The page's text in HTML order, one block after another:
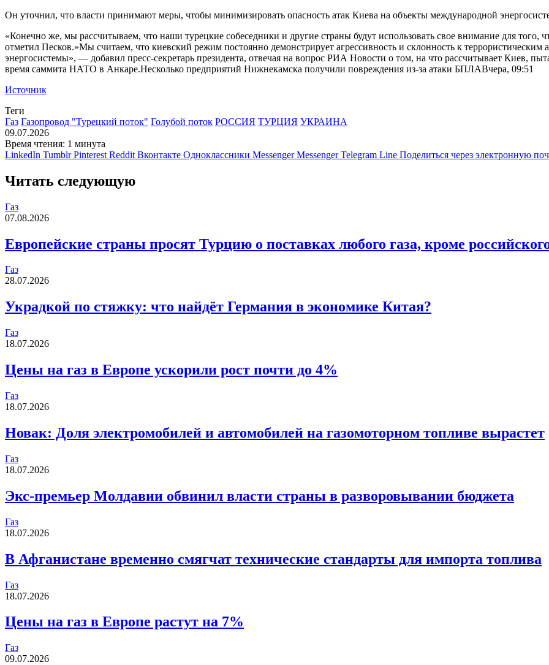
Он уточнил, что власти принимают меры, чтобы минимизировать опасность атак Киева на объекты международной
«Конечно же, мы рассчитываем, что наши турецкие собеседники и другие страны будут использовать свое внимание для
отметил Песков.»Мы считаем, что киевский режим постоянно демонстрирует агрессивность и склонность к
энергосистемы», — добавил пресс-секретарь президента, отвечая на вопрос РИА Новости о том, на что рассчитывает Киев,
время саммита НАТО в Анкаре.Несколько предприятий Нижнекамска получили повреждения из-за атаки БПЛАВчера, 09:51
Источник
Теги
Газ Газопровод "Турецкий поток" Голубой поток РОССИЯ ТУРЦИЯ УКРАИНА
09.07.2026
Время чтения: 1 минута
LinkedIn Tumblr Pinterest Reddit Вконтакте Одноклассники Messenger Messenger Telegram Line Поделиться через электронную
Читать следующую
Газ
07.08.2026
Европейские страны просят Турцию о поставках любого газа, кроме
Газ
28.07.2026
Украдкой по стяжку: что найдёт Германия в экономике Китая?
Газ
18.07.2026
Цены на газ в Европе ускорили рост почти до 4%
Газ
18.07.2026
Новак: Доля электромобилей и автомобилей на газомоторном топливе вырастет
Газ
18.07.2026
Экс-премьер Молдавии обвинил власти страны в разворовывании бюджета
Газ
18.07.2026
В Афганистане временно смягчат технические стандарты для импорта топлива
Газ
18.07.2026
Цены на газ в Европе растут на 7%
Газ
09.07.2026